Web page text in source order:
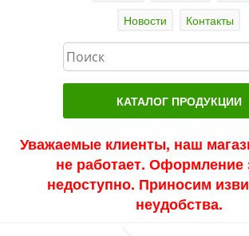
Новости
Контакты
КАТАЛОГ ПРОДУКЦИИ
Актуальные продукты
Акции
Уважаемые клиенты, наш
не работает. Оформление
недоступно. Приносим
неудобства.